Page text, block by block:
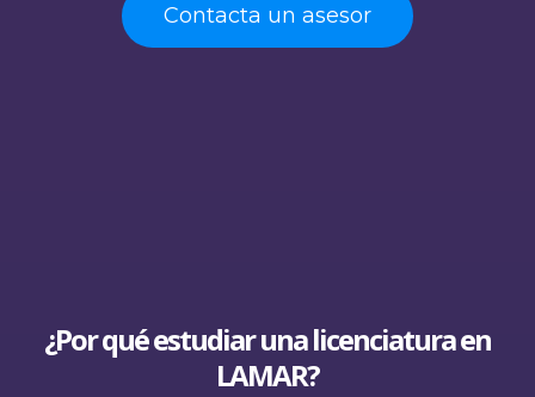
Contacta un asesor
¿Por qué estudiar una licenciatura en
LAMAR?